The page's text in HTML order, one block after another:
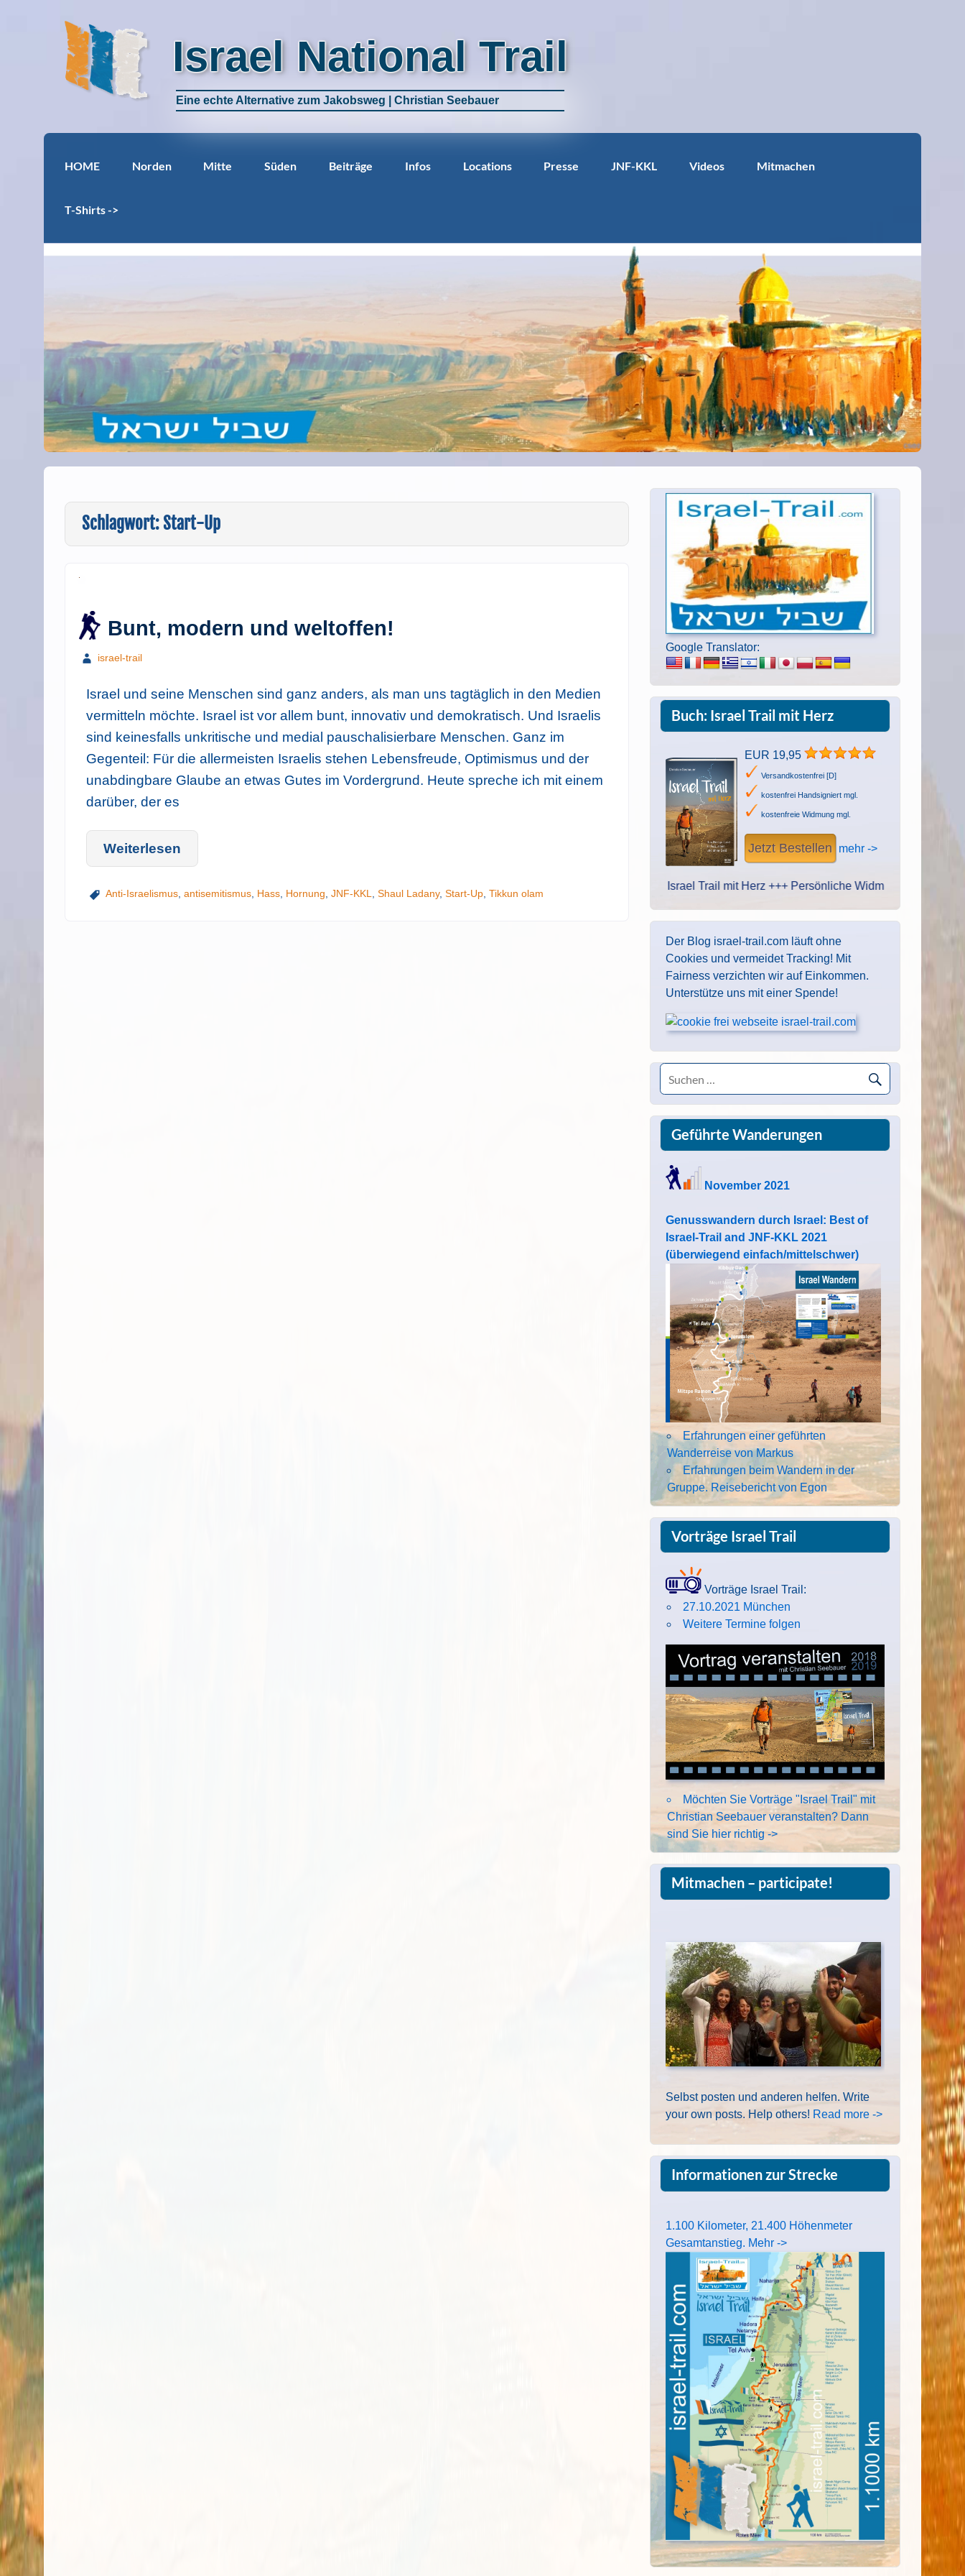
Israel National Trail
Eine echte Alternative zum Jakobsweg | Christian Seebauer
HOME Norden Mitte Süden Beiträge Infos Locations Presse JNF-KKL Videos Mitmachen
T-Shirts ->
Schlagwort: Start-Up
Bunt, modern und weltoffen!
israel-trail
Israel und seine Menschen sind ganz anders, als man uns tagtäglich in den Medien
vermitteln möchte. Israel ist vor allem bunt, innovativ und demokratisch. Und Israelis
sind keinesfalls unkritische und medial pauschalisierbare Menschen. Ganz im
Gegenteil: Für die allermeisten Israelis stehen Lebensfreude, Optimismus und der
unabdingbare Glaube an etwas Gutes im Vordergrund. Heute spreche ich mit einem
darüber, der es
Weiterlesen
Anti-Israelismus, antisemitismus, Hass, Hornung JNF-KKL Shaul Ladany, Start-Up, Tikkun olam
Google Translator:
Buch: Israel Trail mit Herz
EUR 19,95
Versandkostenfrei [D]
kostenfrei Handsigniert mgl.
kostenfreie Widmung mgl.
Jetzt Bestellen mehr ->
Tipp: Israel Trail mit Herz +++ Persönliche Widmung des Autors.
Der Blog israel-trail.com läuft ohne
Cookies und vermeidet Tracking! Mit
Fairness verzichten wir auf Einkommen.
Unterstütze uns mit einer Spende!
Geführte Wanderungen
November 2021
Genusswandern durch Israel: Best of
Israel-Trail and JNF-KKL 2021
(überwiegend einfach/mittelschwer)
Erfahrungen einer geführten
Wanderreise von Markus
Erfahrungen beim Wandern in der
Gruppe. Reisebericht von Egon
Vorträge Israel Trail
Vorträge Israel Trail:
27.10.2021 München
Weitere Termine folgen
Möchten Sie Vorträge "Israel Trail" mit
Christian Seebauer veranstalten? Dann
sind Sie hier richtig ->
Mitmachen – participate!
Selbst posten und anderen helfen. Write
your own posts. Help others! Read more ->
Informationen zur Strecke
1.100 Kilometer, 21.400 Höhenmeter
Gesamtanstieg. Mehr ->